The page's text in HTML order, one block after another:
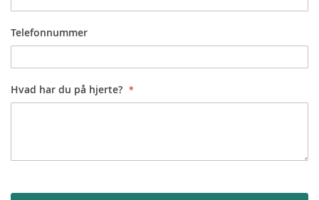
Telefonnummer
Hvad har du på hjerte?